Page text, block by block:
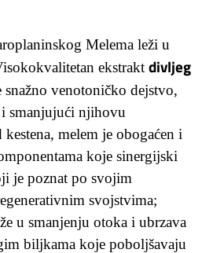
Melema leži u
ekstrakt divljeg
snažno venotoničko dejstvo,
smanjujući njihovu
melem je obogaćen i
koje sinergijski
je poznat po svojim
svojstvima;
u smanjenju otoka i ubrzava
biljkama koje poboljšavaju